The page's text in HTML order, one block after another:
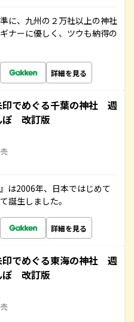
に、九州の２万社以上の神社
ナーに優しく、ツウも納得の
詳細を見る
でめぐる千葉の神社 週
ぽ 改訂版
は2006年、日本ではじめて
誕生しました。
詳細を見る
でめぐる東海の神社 週
ぽ 改訂版